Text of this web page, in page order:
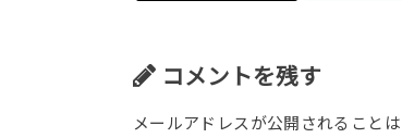
コメントを残す
メールアドレスが公開されることは